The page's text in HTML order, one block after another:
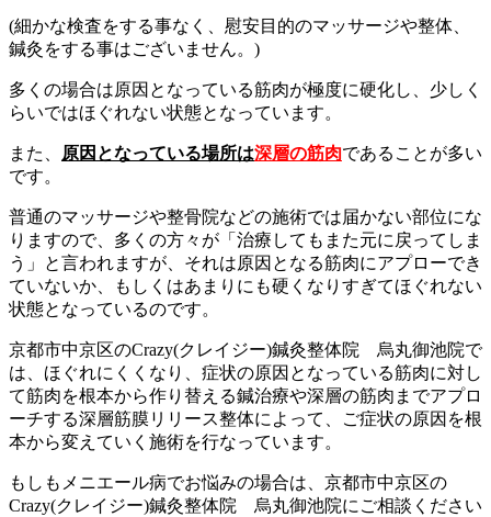
(細かな検査をする事なく、慰安目的のマッサージや整体、
鍼灸をする事はございません。)
多くの場合は原因となっている筋肉が極度に硬化し、少しく
らいではほぐれない状態となっています。
また、 原因となっている場所は深層の筋肉であることが多い
です。
普通のマッサージや整骨院などの施術では届かない部位にな
りますので、多くの方々が「治療してもまた元に戻ってしま
う」と言われますが、それは原因となる筋肉にアプローでき
ていないか、もしくはあまりにも硬くなりすぎてほぐれない
状態となっているのです。
京都市中京区のCrazy(クレイジー)鍼灸整体院 烏丸御池院で
は、ほぐれにくくなり、症状の原因となっている筋肉に対し
て筋肉を根本から作り替える鍼治療や深層の筋肉までアプロ
ーチする深層筋膜リリース整体によって、ご症状の原因を根
本から変えていく施術を行なっています。
もしもメニエール病でお悩みの場合は、京都市中京区の
Crazy(クレイジー)鍼灸整体院 烏丸御池院にご相談ください